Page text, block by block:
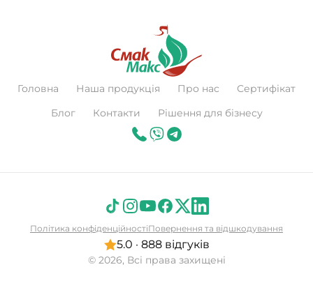
Головна Наша продукція Про нас
Сертифікат
Блог
Контакти Рішення для бізнесу
© 2026, Всі права захищені
5.0 · 888 відгуків
Політика конфіденційностіПовернення та відшкодування